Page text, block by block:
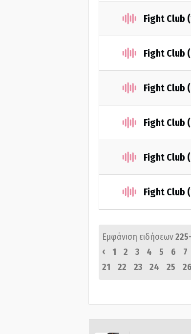
Fight Club
Fight Club
Fight Club
Fight Club
Fight Club
Fight Club
Εμφάνιση ειδήσεων
‹
1 2 3 4 5 6 7
21
22 23 24 25 26